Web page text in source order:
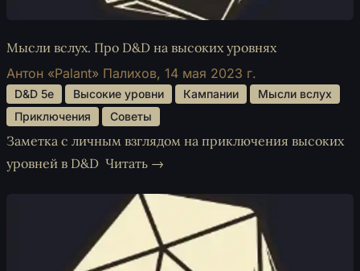
Мысли вслух. Про D&D на высоких уровнях
Антон «Palant» Палихов, 14 мая 2023 г.
D&D 5e Высокие уровни Кампании
Мысли вслух
Приключения
Советы
Заметка с личным взглядом на приключения высоких
уровней в D&D Читать →